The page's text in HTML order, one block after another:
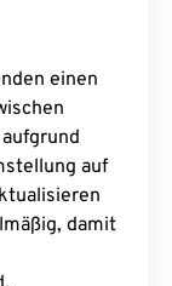
einen
auf
damit